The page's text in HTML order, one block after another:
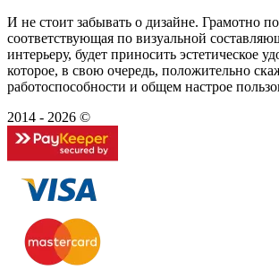
И не стоит забывать о дизайне. Грамотно
соответствующая по визуальной
интерьеру, будет приносить эстетическое
которое, в свою очередь, положительно
работоспособности и общем настрое
2014 - 2026 ©